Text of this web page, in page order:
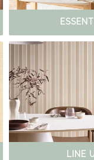
LINE